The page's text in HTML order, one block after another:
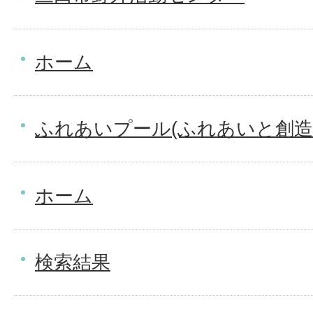
ホーム
ふれあいプール(ふれあいと創
ホーム
検索結果